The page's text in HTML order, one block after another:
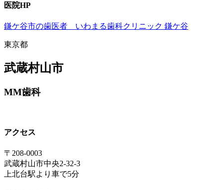
医院HP
鎌ケ谷市の歯医者 いわまる歯科クリニック 鎌ケ谷
東京都
武蔵村山市
MM歯科
アクセス
〒208-0003
武蔵村山市中央2-32-3
上北台駅より車で5分